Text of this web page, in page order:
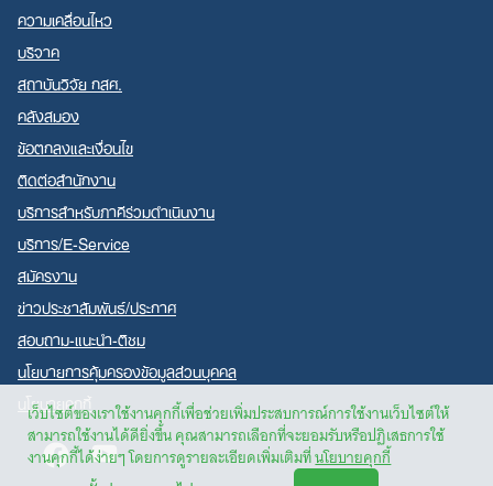
เว็บไซต์ของเราใช้งานคุกกี้เพื่อช่วยเพิ่มประสบการณ์การใช้งานเว็บไซต์ให้
สามารถใช้งานได้ดียิ่งขึ้น คุณสามารถเลือกที่จะยอมรับหรือปฏิเสธการใช้
งานคุกกี้ได้ง่ายๆ โดยการดูรายละเอียดเพิ่มเติมที่นโยบายคุกกี้
ความเคลื่อนไหว
บริจาค
สถาบันวิจัย กสศ.
คลังสมอง
ข้อตกลงและเงื่อนไข
ติดต่อสำนักงาน
บริการสำหรับภาคีร่วมดำเนินงาน
บริการ/E-Service
สมัครงาน
ข่าวประชาสัมพันธ์/ประกาศ
สอบถาม-แนะนำ-ติชม
นโยบายการคุ้มครองข้อมูลส่วนบุคคล
นโยบายคุกกี้
FacebookYoutube